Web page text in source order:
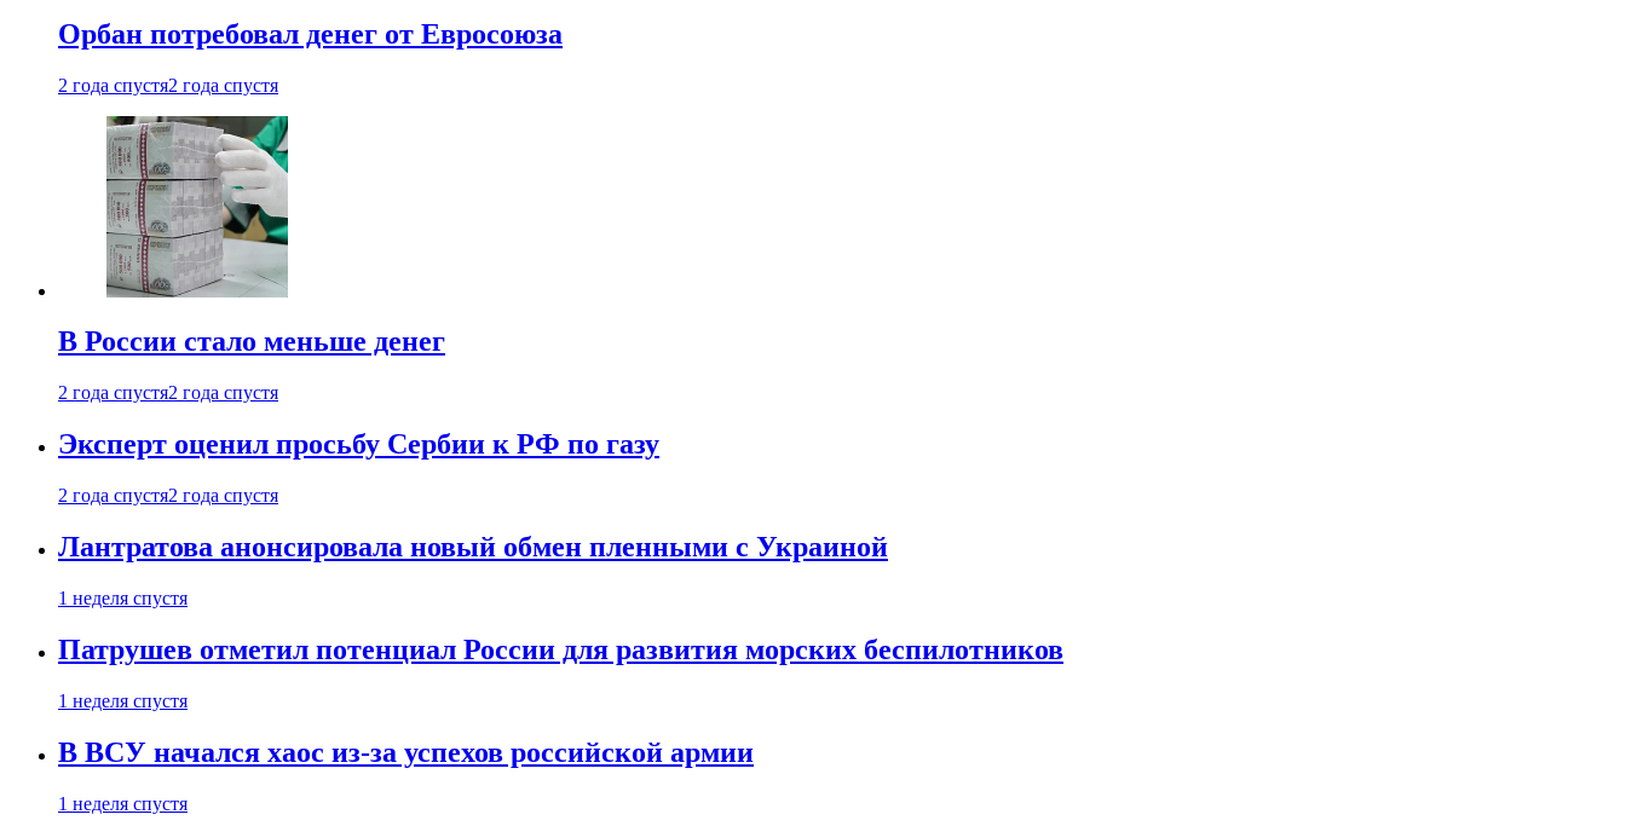
Орбан потребовал денег от Евросоюза
2 года спустя2 года спустя
В России стало меньше денег
2 года спустя2 года спустя
Эксперт оценил просьбу Сербии к РФ по газу
2 года спустя2 года спустя
Лантратова анонсировала новый обмен пленными с Украиной
1 неделя спустя
Патрушев отметил потенциал России для развития морских беспилотников
1 неделя спустя
В ВСУ начался хаос из-за успехов российской армии
1 неделя спустя